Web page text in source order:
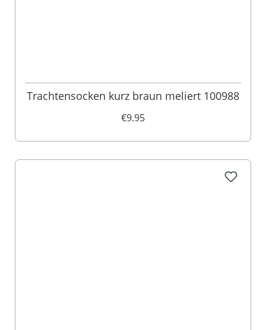
Trachtensocken kurz braun meliert 100988
€9.95